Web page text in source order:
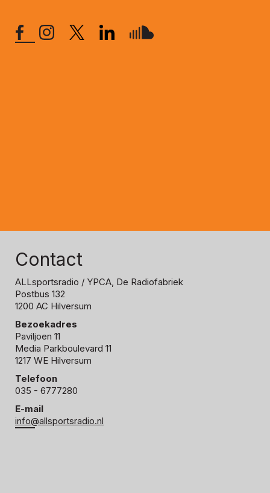
Contact
ALLsportsradio / YPCA, De Radiofabriek
Postbus 132
1200 AC Hilversum
Bezoekadres
Paviljoen 11
Media Parkboulevard 11
1217 WE Hilversum
Telefoon
035 - 6777280
E-mail
info@allsportsradio.nl